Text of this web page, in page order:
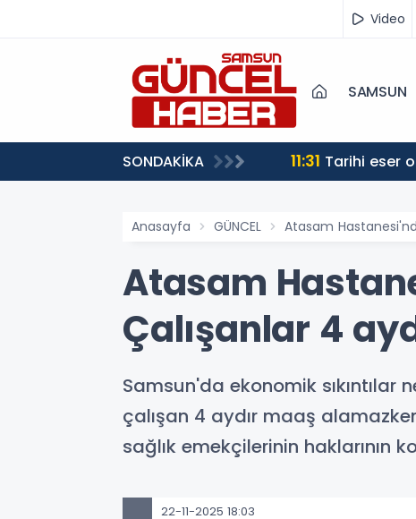
Video
SAMSUN
SONDAKİKA 11:31 Tarihi eser
Anasayfa GÜNCEL Atasam
Atasam
Çalışanlar 4
Samsun'da ekonomik
çalışan 4 aydır maaş
sağlık emekçilerinin haklarının
22-11-2025 18:03